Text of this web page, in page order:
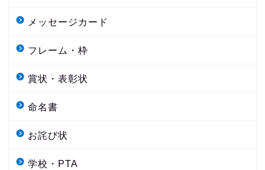
メッセージカード
フレーム・枠
賞状・表彰状
命名書
お詫び状
学校・PTA